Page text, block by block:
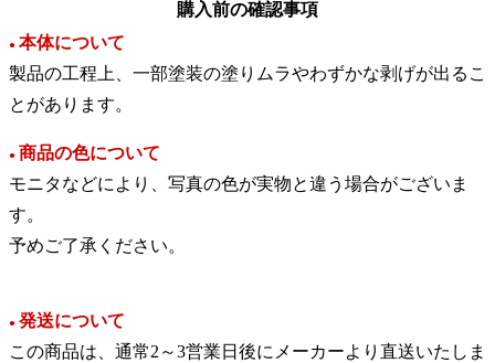
購入前の確認事項
● 本体について
製品の工程上、一部塗装の塗りムラやわずかな剥げが出るこ
とがあります。
● 商品の色について
モニタなどにより、写真の色が実物と違う場合がございま
す。
予めご了承ください。
● 発送について
この商品は、通常2～3営業日後にメーカーより直送いたしま